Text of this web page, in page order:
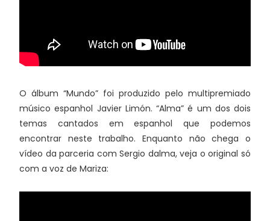
O álbum “Mundo” foi produzido pelo multipremiado
músico espanhol Javier Limón. “Alma” é um dos dois
temas cantados em espanhol que podemos
encontrar neste trabalho. Enquanto não chega o
vídeo da parceria com Sergio dalma, veja o original só
com a voz de Mariza: